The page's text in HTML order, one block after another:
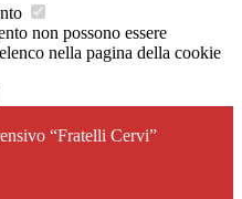
non possono essere
nella pagina della cookie
“Fratelli Cervi”